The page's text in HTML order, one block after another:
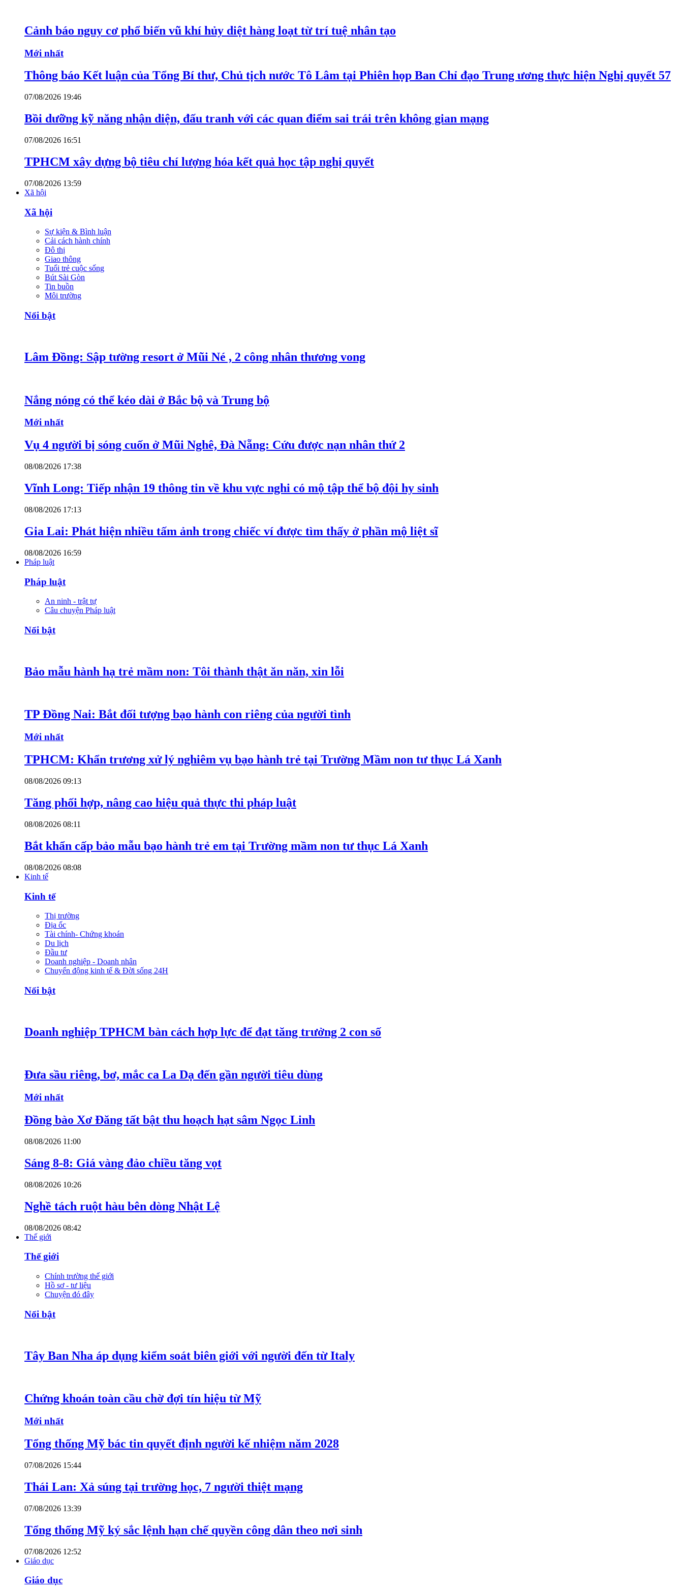
Cảnh báo nguy cơ phổ biến vũ khí hủy diệt hàng loạt từ trí tuệ nhân tạo
Mới nhất
Thông báo Kết luận của Tổng Bí thư, Chủ tịch nước Tô Lâm tại Phiên họp Ban Chỉ đạo Trung ương thực hiện Nghị quyết 57
07/08/2026 19:46
Bồi dưỡng kỹ năng nhận diện, đấu tranh với các quan điểm sai trái trên không gian mạng
07/08/2026 16:51
TPHCM xây dựng bộ tiêu chí lượng hóa kết quả học tập nghị quyết
07/08/2026 13:59
Xã hội
Xã hội
Sự kiện & Bình luận
Cải cách hành chính
Đô thị
Giao thông
Tuổi trẻ cuộc sống
Bút Sài Gòn
Tin buồn
Môi trường
Nổi bật
Lâm Đồng: Sập tường resort ở Mũi Né , 2 công nhân thương vong
Nắng nóng có thể kéo dài ở Bắc bộ và Trung bộ
Mới nhất
Vụ 4 người bị sóng cuốn ở Mũi Nghê, Đà Nẵng: Cứu được nạn nhân thứ 2
08/08/2026 17:38
Vĩnh Long: Tiếp nhận 19 thông tin về khu vực nghi có mộ tập thể bộ đội hy sinh
08/08/2026 17:13
Gia Lai: Phát hiện nhiều tấm ảnh trong chiếc ví được tìm thấy ở phần mộ liệt sĩ
08/08/2026 16:59
Pháp luật
Pháp luật
An ninh - trật tự
Câu chuyện Pháp luật
Nổi bật
Bảo mẫu hành hạ trẻ mầm non: Tôi thành thật ăn năn, xin lỗi
TP Đồng Nai: Bắt đối tượng bạo hành con riêng của người tình
Mới nhất
TPHCM: Khẩn trương xử lý nghiêm vụ bạo hành trẻ tại Trường Mầm non tư thục Lá Xanh
08/08/2026 09:13
Tăng phối hợp, nâng cao hiệu quả thực thi pháp luật
08/08/2026 08:11
Bắt khẩn cấp bảo mẫu bạo hành trẻ em tại Trường mầm non tư thục Lá Xanh
08/08/2026 08:08
Kinh tế
Kinh tế
Thị trường
Địa ốc
Tài chính- Chứng khoán
Du lịch
Đầu tư
Doanh nghiệp - Doanh nhân
Chuyển động kinh tế & Đời sống 24H
Nổi bật
Doanh nghiệp TPHCM bàn cách hợp lực để đạt tăng trưởng 2 con số
Đưa sầu riêng, bơ, mắc ca La Dạ đến gần người tiêu dùng
Mới nhất
Đồng bào Xơ Đăng tất bật thu hoạch hạt sâm Ngọc Linh
08/08/2026 11:00
Sáng 8-8: Giá vàng đảo chiều tăng vọt
08/08/2026 10:26
Nghề tách ruột hàu bên dòng Nhật Lệ
08/08/2026 08:42
Thế giới
Thế giới
Chính trường thế giới
Hồ sơ - tư liệu
Chuyện đó đây
Nổi bật
Tây Ban Nha áp dụng kiểm soát biên giới với người đến từ Italy
Chứng khoán toàn cầu chờ đợi tín hiệu từ Mỹ
Mới nhất
Tổng thống Mỹ bác tin quyết định người kế nhiệm năm 2028
07/08/2026 15:44
Thái Lan: Xả súng tại trường học, 7 người thiệt mạng
07/08/2026 13:39
Tổng thống Mỹ ký sắc lệnh hạn chế quyền công dân theo nơi sinh
07/08/2026 12:52
Giáo dục
Giáo dục